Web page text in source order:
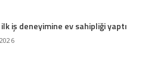
iş deneyimine ev sahipliği yaptı